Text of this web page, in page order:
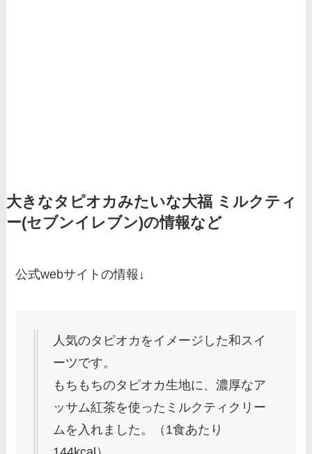
大きなタピオカみたいな大福 ミルクティ
ー(セブンイレブン)の情報など
公式webサイトの情報↓
人気のタピオカをイメージした和スイ
ーツです。
もちもちのタピオカ生地に、濃厚なア
ッサム紅茶を使ったミルクティクリー
ムを入れました。（1食あたり